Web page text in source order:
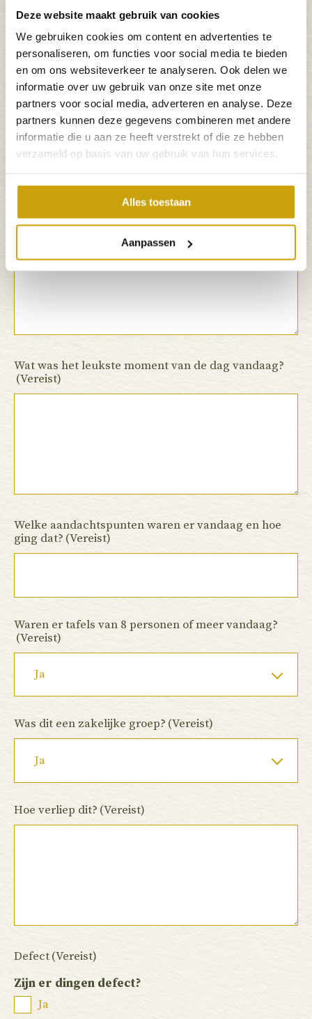
Deze website maakt gebruik van cookies
We gebruiken cookies om content en advertenties te
personaliseren, om functies voor social media te bieden
en om ons websiteverkeer te analyseren. Ook delen we
informatie over uw gebruik van onze site met onze
partners voor social media, adverteren en analyse. Deze
partners kunnen deze gegevens combineren met andere
informatie die u aan ze heeft verstrekt of die ze hebben
verzameld op basis van uw gebruik van hun services.
Alles toestaan
Aanpassen
Feedback punten intern
Indien van toepassing, geef hier de feedback
punten weer die vanuit intern oogpunt komen
Hebben jullie feedback vanuit de gasten
ontvangen? Zo ja, geef deze hier weer
Wat was het leukste moment van de dag vandaag?
(Vereist)
Welke aandachtspunten waren er vandaag en hoe
ging dat? (Vereist)
Waren er tafels van 8 personen of meer vandaag?
(Vereist)
Was dit een zakelijke groep? (Vereist)
Hoe verliep dit? (Vereist)
Defect(Vereist)
Zijn er dingen defect?
Ja